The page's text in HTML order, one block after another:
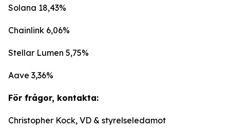
Solana 18,43%
Chainlink 6,06%
Stellar Lumen 5,75%
Aave 3,36%
För frågor, kontakta:
Christopher Kock, VD & styrelseledamot